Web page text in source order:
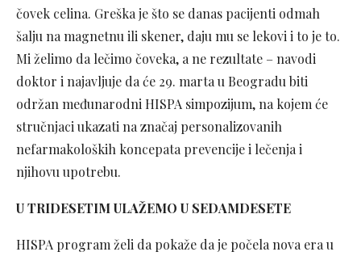
čovek celina. Greška je što se danas pacijenti odmah
šalju na magnetnu ili skener, daju mu se lekovi i to je to.
Mi želimo da lečimo čoveka, a ne rezultate – navodi
doktor i najavljuje da će 29. marta u Beogradu biti
održan međunarodni HISPA simpozijum, na kojem će
stručnjaci ukazati na značaj personalizovanih
nefarmakoloških koncepata prevencije i lečenja i
njihovu upotrebu.
U TRIDESETIM ULAŽEMO U SEDAMDESETE
HISPA program želi da pokaže da je počela nova era u